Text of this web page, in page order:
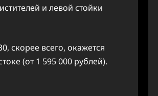
и левой стойки
скорее всего, окажется
(от 1 595 000 рублей).